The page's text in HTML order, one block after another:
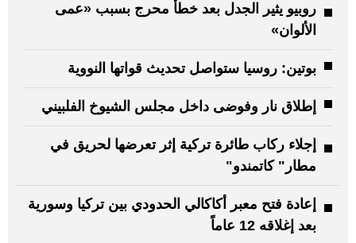
روبيو يثير الجدل بعد خطأ محرج بسبب «عمى
الألوان»
بوتين: روسيا ستواصل تحديث قواتها النووية
إطلاق نار وفوضى داخل مجلس الشيوخ الفلبيني
إجلاء ركاب طائرة تركية إثر تعرضها لحريق في
مطار" كاتمندو"
إعادة فتح معبر أكاكالي الحدودي بين تركيا وسورية
بعد إغلاقه 12 عاماً